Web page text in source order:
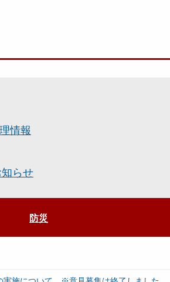
情報
知らせ
防災